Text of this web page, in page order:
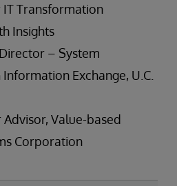
Transformation
Insights
– System
Exchange, U.C.
Advisor, Value-based
Corporation